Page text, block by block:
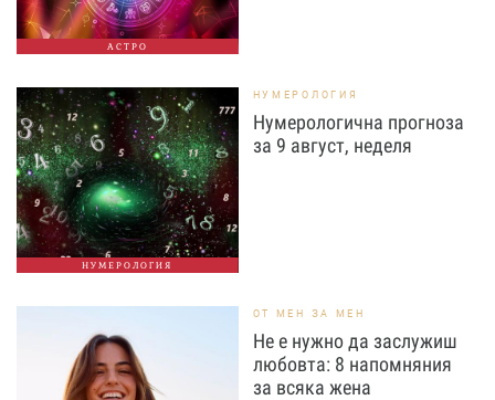
АСТРО
НУМЕРОЛОГИЯ
НУМЕРОЛОГИЯ
Нумерологична прогноза
за 9 август, неделя
ОТ МЕН ЗА МЕН
Не е нужно да заслужиш
любовта: 8 напомняния
за всяка жена